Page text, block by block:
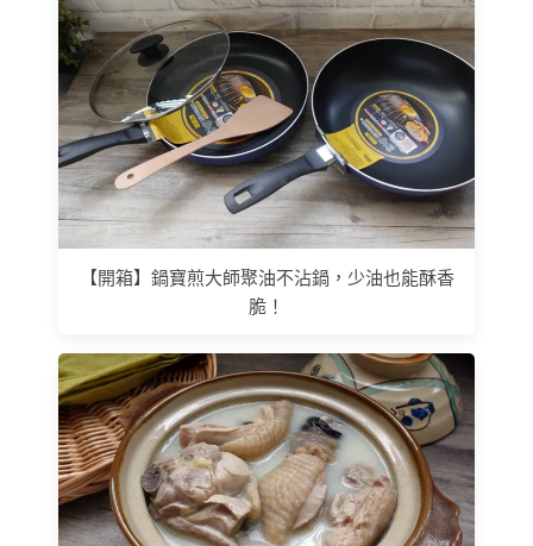
【開箱】鍋寶煎大師聚油不沾鍋，少油也能酥香
脆！